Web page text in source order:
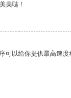
美哒！
可以给你提供最高速度